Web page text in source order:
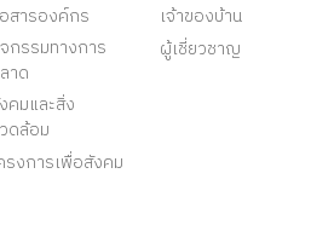
สารองค์กร
กรรมทางการ
าด
คมและสิ่ง
ดล้อม
รงการเพื่อสังคม
เจ้าของบ้าน
ผู้เชี่ยวชาญ